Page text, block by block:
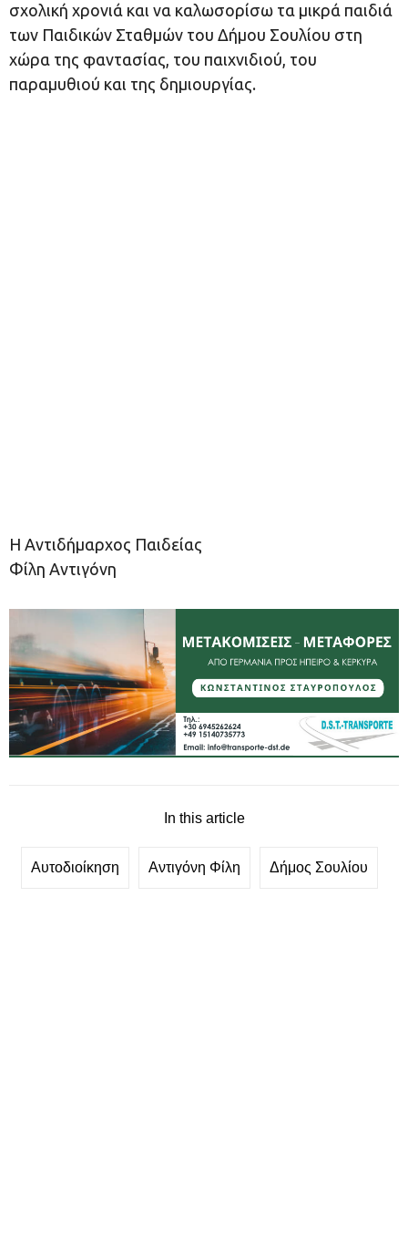
σχολική χρονιά και να καλωσορίσω τα μικρά παιδιά
των Παιδικών Σταθμών του Δήμου Σουλίου στη
χώρα της φαντασίας, του παιχνιδιού, του
παραμυθιού και της δημιουργίας.
Η Αντιδήμαρχος Παιδείας
Φίλη Αντιγόνη
In this article
Αυτοδιοίκηση Αντιγόνη Φίλη Δήμος Σουλίου